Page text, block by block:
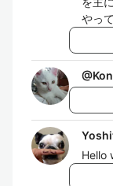
やっ
@
Hello